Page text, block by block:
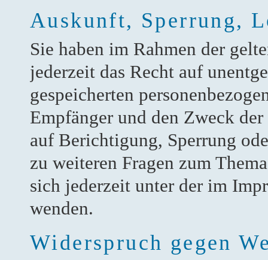
Auskunft, Sperrung,
Sie haben im Rahmen der
jederzeit das Recht auf
gespeicherten
Empfänger und den Zweck
auf Berichtigung, Sperrung
zu weiteren Fragen zum
sich jederzeit unter der im
wenden.
Widerspruch gegen